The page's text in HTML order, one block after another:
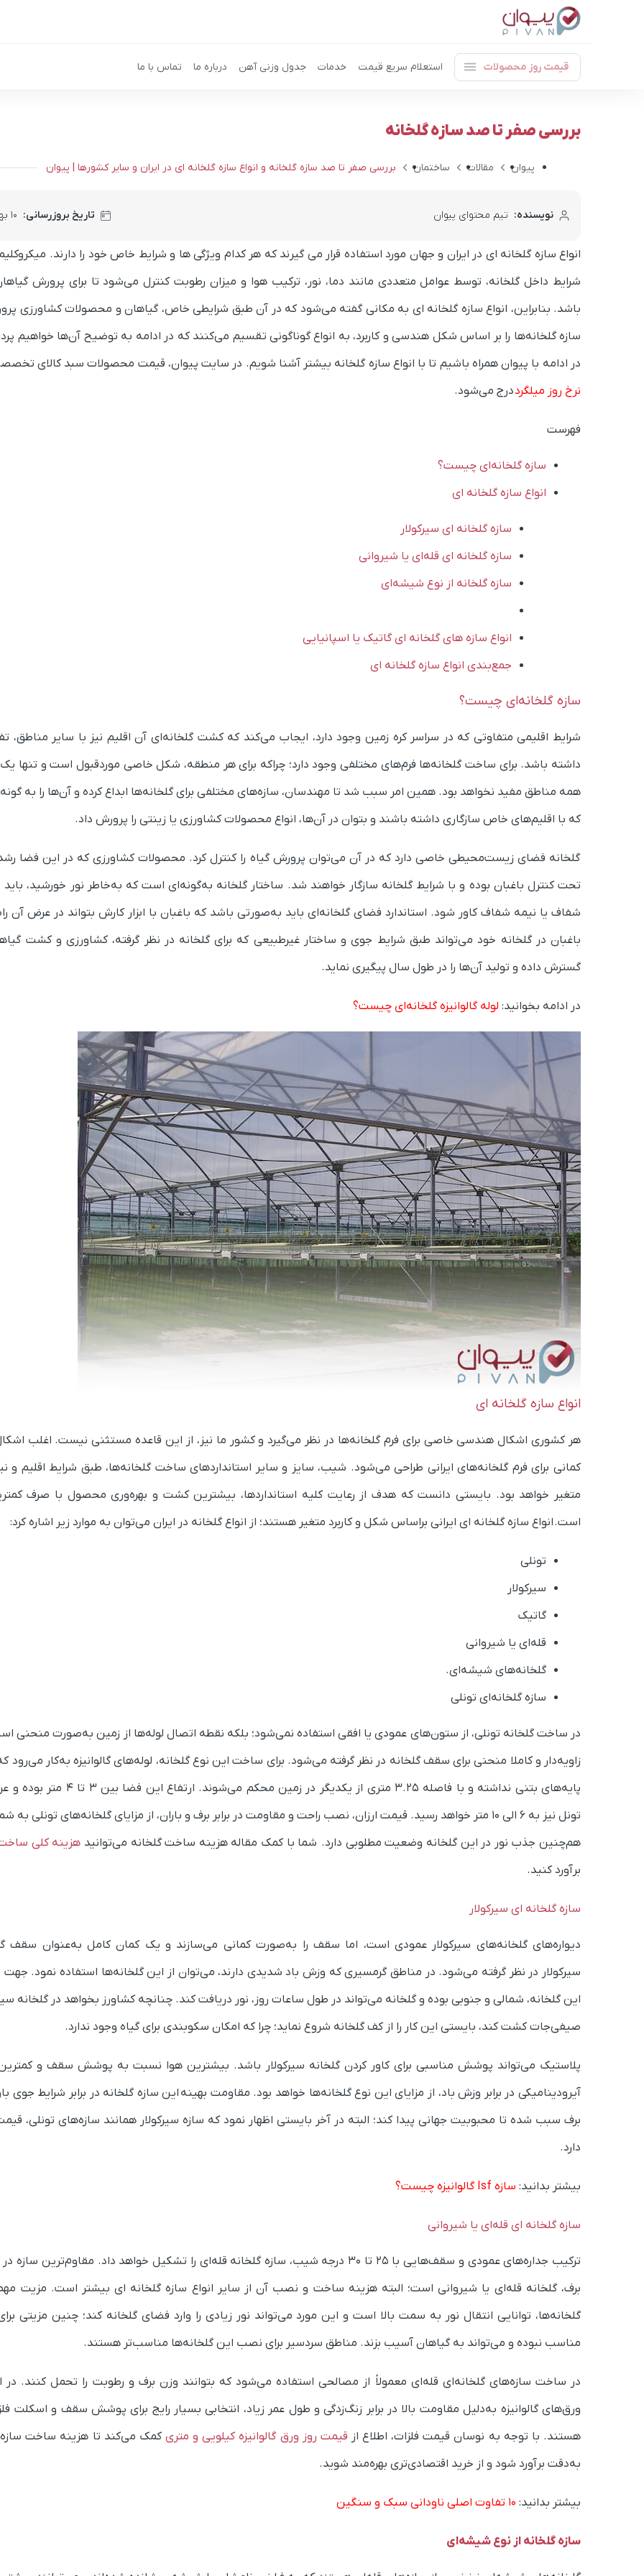
قیمت روز محصولات استعلام سریع قیمت خدمات جدول وزنی آهن درباره ما تماس با ما
بررسی صفر تا صد سازه گلخانه
پیوان مقالات ساختمان بررسی صفر تا صد سازه گلخانه و انواع سازه گلخانه ای در ایران و سایر کشورها | پیوان
نویسنده: تیم محتوای پیوان تاریخ بروزرسانی: ۱۰ بهمن ۱۴۰۴
انواع سازه گلخانه ای در ایران و جهان مورد استفاده قرار می گیرند که هر کدام ویژگی ها و شرایط خاص خود را دارند.
شرایط داخل گلخانه، توسط عوامل متعددی مانند دما، نور، ترکیب هوا و میزان رطوبت کنترل می‌شود تا برای پرورش
باشد. بنابراین، انواع سازه گلخانه ای به مکانی گفته می‌شود که در آن طبق شرایطی خاص، گیاهان و محصولات کشاورزی
سازه گلخانه‌ها را بر اساس شکل هندسی و کاربرد، به انواع گوناگونی تقسیم می‌کنند که در ادامه به توضیح آن‌ها خواهیم
در ادامه با پیوان همراه باشیم تا با انواع سازه گلخانه بیشتر آشنا شویم. در سایت پیوان، قیمت محصولات سبد کالای
نرخ روز میلگرددرج می‌شود.
فهرست
سازه گلخانه‌ای چیست؟
انواع سازه‌ گلخانه ‌ای
سازه گلخانه‌ ای سیرکولار
سازه گلخانه‌ ای قله‌ای یا شیروانی
سازه گلخانه‌‌ از نوع شیشه‌ای
انواع سازه های گلخانه ای گاتیک یا اسپانیایی
جمع‌بندی انواع سازه گلخانه ای
سازه گلخانه‌ای چیست؟
شرایط اقلیمی متفاوتی که در سراسر کره زمین وجود دارد، ایجاب می‌کند که کشت گلخانه‌ای آن اقلیم نیز با سایر مناطق،
داشته باشد. برای ساخت گلخانه‌ها فرم‌های مختلفی وجود دارد؛ چراکه برای هر منطقه، شکل خاصی موردقبول است و تنها یک
همه مناطق مفید نخواهد بود. همین امر سبب شد تا مهندسان، سازه‌های مختلفی برای گلخانه‌ها ابداع کرده و آن‌ها را به
که با اقلیم‌های خاص سازگاری داشته باشند و بتوان در آن‌ها، انواع محصولات کشاورزی یا زینتی را پرورش داد.
گلخانه فضای زیست‌محیطی خاصی دارد که در آن می‌توان پرورش گیاه را کنترل کرد. محصولات کشاورزی که در این فضا
تحت کنترل باغبان بوده و با شرایط گلخانه سازگار خواهند شد‌. ساختار گلخانه به‌گونه‌ای است که ب‍ه‌خاطر نور خورشید،
شفاف یا نیمه شفاف کاور شود. استاندارد فضای گلخانه‌ای باید به‌صورتی باشد که باغبان با ابزار کارش بتواند در عرض آن
باغبان در گلخانه خود می‌تواند طبق شرایط جوی و ساختار غیرطبیعی که برای گلخانه در نظر گرفته، کشاورزی و کشت
گسترش داده و تولید آن‌ها را در طول سال پیگیری نماید.
در ادامه بخوانید: لوله گالوانیزه گلخانه‌ای چیست؟
انواع سازه‌ گلخانه ‌ای
هر کشوری اشکال هندسی خاصی برای فرم‌ گلخانه‌ها در نظر می‌گیرد و کشور ما نیز، از این قاعده مستثنی نیست. اغلب
کمانی برای فرم گلخانه‌های ایرانی طراحی می‌شود. شیب، سایز و سایر استانداردهای ساخت گلخانه‌ها، طبق شرایط اقلیم و
متغیر خواهد بود. بایستی دانست که هدف از رعایت کلیه استانداردها، بیشترین کشت و بهره‌وری محصول با صرف
است. انواع ساز‌ه‌ گلخانه‌ ای ایرانی براساس شکل و کاربرد متغیر هستند؛ از انواع گلخانه در ایران می‌توان به موارد زیر اشاره کرد:
تونلی
سیرکولار
گاتیک
قله‌ای یا شیروانی
گلخانه‌های شیشه‌ای.
سازه گلخانه‌‌ای تونلی
در ساخت گلخانه تونلی، از ستون‌های عمودی یا افقی استفاده نمی‌شود؛ بلکه نقطه اتصال لوله‌ها از زمین به‌صورت منحنی
زاویه‌دار و کاملا منحنی برای سقف گلخانه در نظر گرفته می‌شود. برای ساخت این نوع گلخانه، لوله‌های گالوانیزه به‌کار می‌رود
پایه‌های بتنی نداشته و با فاصله ۳.۲۵ متری از یکدیگر در زمین محکم
تونل نیز به ۶ الی ۱۰ متر خواهد رسید‌. قیمت ارزان، نصب راحت و مقاومت در برابر برف و باران، از مزایای گلخانه‌های تونلی به
هم‌چنین جذب نور در این گلخانه وضعیت مطلوبی دارد. شما با کمک مقاله هزینه ساخت گلخانه می‌توانید هزینه کلی
برآورد کنید.
سازه گلخانه‌ ای سیرکولار
دیواره‌های گلخانه‌های سیرکولار عمودی است، اما سقف را به‌صورت کمانی می‌سازند و یک کمان کامل به‌عنوان سقف
سیرکولار در نظر گرفته می‌شود. در مناطق گرمسیری که وزش باد شدیدی دارند، می‌توان از این گلخانه‌ها استفاده نمود‌. جهت
این گلخانه، شمالی و جنوبی بوده و گلخانه می‌تواند در طول ساعات روز، نور دریافت کند. چنانچه کشاورز بخواهد در گلخانه
صیفی‌جات کشت کند، بایستی این کار را از کف گلخانه شروع نماید؛ چرا که امکان سکوبندی برای گیاه وجود ندارد‌.
پلاستیک می‌تواند پوشش مناسبی برای کاور کردن گلخانه سیرکولار باشد. بیشترین هوا نسبت به پوشش سقف و
آیرودینامیکی در برابر وزش باد، از مزایای این نوع گلخانه‌ها خواهد بود. مقاومت بهینه این سازه گلخانه در برابر شرایط جوی
برف سبب شده تا محبوبیت جهانی پیدا کند‌؛ البته در آخر بایستی اظهار نمود که سازه سیرکولار همانند سازه‌های تونلی،
دارد.
بیشتر بدانید: سازه Isf گالوانیزه چیست؟
سازه گلخانه‌ ای قله‌ای یا شیروانی
ترکیب جداره‌های عمودی و سقف‌هایی با ۲۵ تا ۳۰ درجه شیب، سازه‌ گلخانه قله‌ای را تشکیل خواهد داد. مقاوم‌ترین
برف، گلخانه قله‌ای یا شیروانی است؛ البته هزینه ساخت و نصب آن از سایر انواع سازه گلخانه ای بیشتر است. مزیت
گلخانه‌ها، توانایی انتقال نور به سمت بالا است و این مورد می‌تواند نور زیادی را وارد فضای گلخانه کند؛ چنین مزیتی
مناسب نبوده و می‌تواند به گیاهان آسیب بزند‌. مناطق سردسیر برای نصب این گلخانه‌ها مناسب‌تر هستند.
در ساخت سازه‌های گلخانه‌ای قله‌ای معمولاً از مصالحی استفاده می‌شود که بتوانند وزن برف و رطوبت را تحمل کنند. در
ورق‌های گالوانیزه به‌دلیل مقاومت بالا در برابر زنگ‌زدگی و طول عمر زیاد، انتخابی بسیار رایج برای پوشش سقف و اسکلت
هستند. با توجه به نوسان قیمت فلزات، اطلاع از قیمت روز ورق گالوانیزه کیلویی و متری کمک می‌کند تا هزینه ساخت سازه
به‌دقت برآورد شود و از خرید اقتصادی‌تری بهره‌مند شوید.
بیشتر بدانید:
سازه گلخانه‌‌ از نوع شیشه‌ای